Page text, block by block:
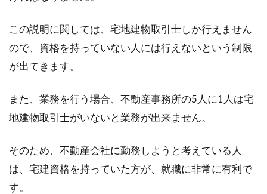
不動産登記の申請をする際は、さまざまな書類
を添付することになります。その多くの場合、
老後の単身高齢者の賃貸問題！保証
高齢化が進む現代では、特に老後の単身高齢者
この説明に関しては、宅地建物取引士しか行えません
ので、資格を持っていない人には行えないという制限
が出てきます。
また、業務を行う場合、不動産事務所の5人に1人は宅
地建物取引士がいないと業務が出来ません。
そのため、不動産会社に勤務しようと考えている人
は、宅建資格を持っていた方が、就職に非常に有利で
す。